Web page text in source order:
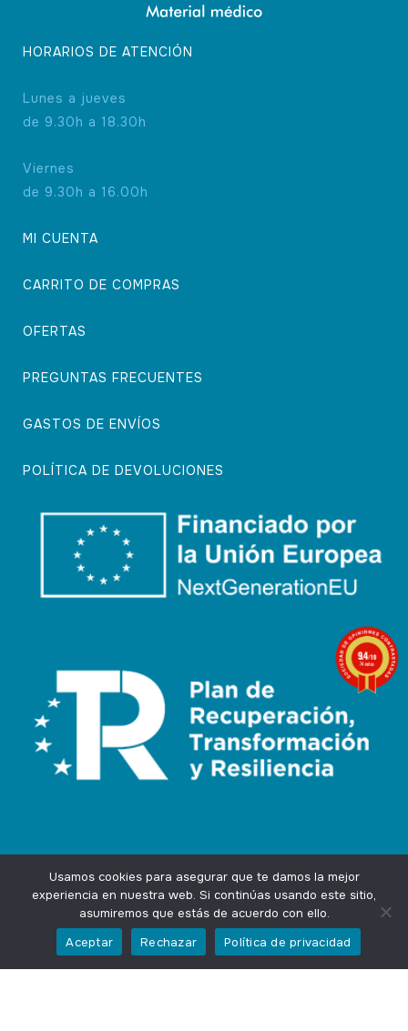
HORARIOS DE ATENCIÓN
Lunes a jueves
de 9.30h a 18.30h
Viernes
de 9.30h a 16.00h
MI CUENTA
CARRITO DE COMPRAS
OFERTAS
PREGUNTAS FRECUENTES
GASTOS DE ENVÍOS
POLÍTICA DE DEVOLUCIONES
Design byAgencia Marketing OnlineIngenium.Marketing
Privacidad
Usamos cookies para asegurar que te damos la mejor
experiencia en nuestra web. Si continúas usando este sitio,
asumiremos que estás de acuerdo con ello.
Aceptar
Rechazar Política de privacidad
9.4/10
74 notas